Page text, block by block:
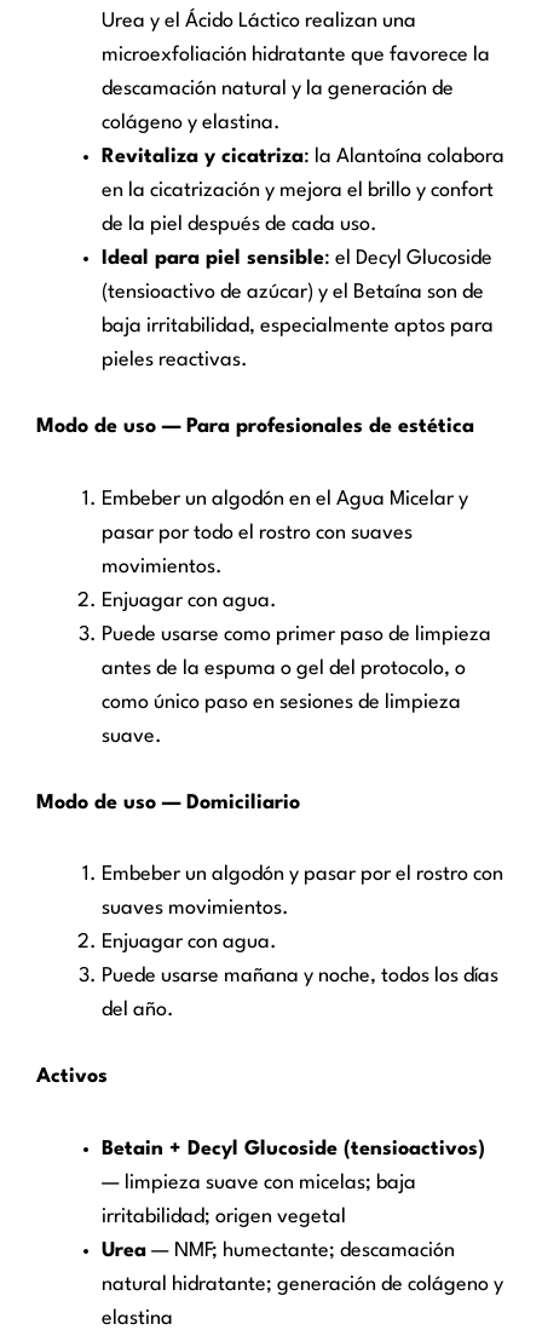
Urea y el Ácido Láctico realizan una
microexfoliación hidratante que favorece la
descamación natural y la generación de
colágeno y elastina.
Revitaliza y cicatriza: la Alantoína colabora
en la cicatrización y mejora el brillo y confort
de la piel después de cada uso.
Ideal para piel sensible: el Decyl Glucoside
(tensioactivo de azúcar) y el Betaína son de
baja irritabilidad, especialmente aptos para
pieles reactivas.
Modo de uso — Para profesionales de estética
Embeber un algodón en el Agua Micelar y
pasar por todo el rostro con suaves
movimientos.
Enjuagar con agua.
Puede usarse como primer paso de limpieza
antes de la espuma o gel del protocolo, o
como único paso en sesiones de limpieza
suave.
Modo de uso — Domiciliario
Embeber un algodón y pasar por el rostro con
suaves movimientos.
Enjuagar con agua.
Puede usarse mañana y noche, todos los días
del año.
Activos
Betain + Decyl Glucoside (tensioactivos)
— limpieza suave con micelas; baja
irritabilidad; origen vegetal
Urea — NMF; humectante; descamación
natural hidratante; generación de colágeno y
elastina